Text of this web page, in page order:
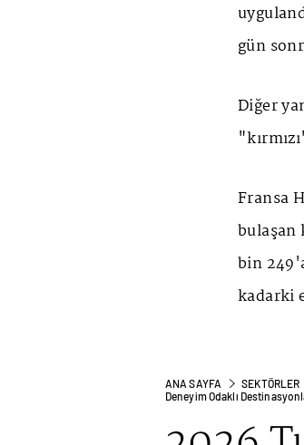
gün
Diğer
Fransa
bulaşan
bin
kadarki
ANA SAYFA SEKTÖRLER
Deneyim Odaklı